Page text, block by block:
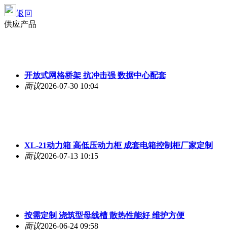
返回
供应产品
开放式网格桥架 抗冲击强 数据中心配套
面议2026-07-30 10:04
XL-21动力箱 高低压动力柜 成套电箱控制柜厂家定制
面议2026-07-13 10:15
按需定制 浇筑型母线槽 散热性能好 维护方便
面议2026-06-24 09:58